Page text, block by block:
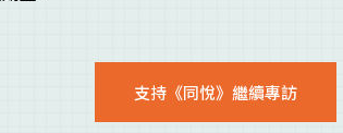
支持《同悅》繼續專訪